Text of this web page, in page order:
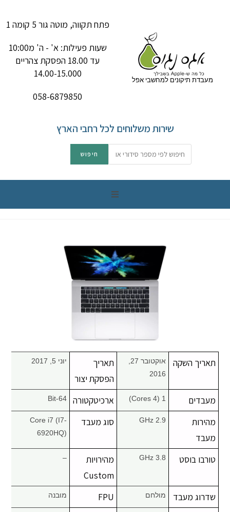
מעבדת תיקונים למחשבי אפל
פתח תקווה, מוטה גור 5 קומה 1
שעות פעילות: א' - ה' מ10:00
עד 18.00 הפסקת צהריים
14.00-15.000
058-6879850
שירות משלוחים לכל רחבי הארץ
מחשבי אפל משומשים
חלקים למק | Apple
שירות תיקונים למכשירי אפל
מדריכים
תאריך השקה
אוקטובר 27,
2016
תאריך
הפסקת יצור
יוני 5, 2017
מעבדים 1 (4 Cores) ארכיטקטורה 64-Bit
מהירות
מעבד
2.9 GHz סוג מעבד
Core i7 (I7-
6920HQ)
טורבו בוסט 3.8 GHz
מהירויות
Custom
–
שדרוג מעבד מולחם FPU מובנה